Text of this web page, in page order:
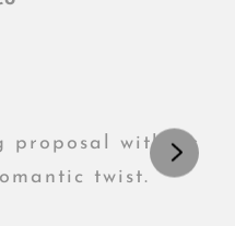
proposal with its
twist.